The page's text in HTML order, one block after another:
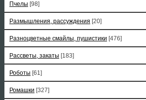
Пчелы [98]
Размышления, рассуждения [20]
Разноцветные смайлы, пушистики [476]
Рассветы, закаты [183]
Роботы [61]
Ромашки [327]